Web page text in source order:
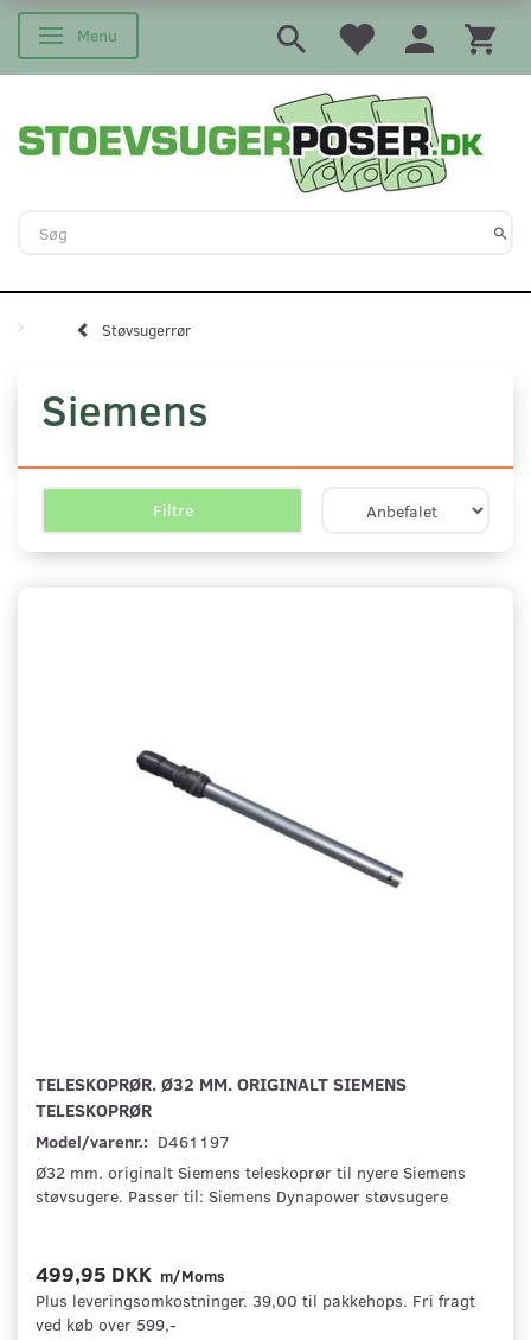
Skifte navigation
Menu
Støvsugerrør
Siemens
Filtre
TELESKOPRØR. Ø32 MM. ORIGINALT SIEMENS
TELESKOPRØR
Model/varenr.: D461197
Ø32 mm. originalt Siemens teleskoprør til nyere Siemens
støvsugere. Passer til: Siemens Dynapower støvsugere
499,95 DKK m/Moms
Plus leveringsomkostninger. 39,00 til pakkehops. Fri fragt
ved køb over 599,-